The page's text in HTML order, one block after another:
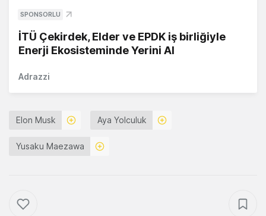
SPONSORLU
İTÜ Çekirdek, Elder ve EPDK iş birliğiyle
Enerji Ekosisteminde Yerini Al
Adrazzi
Elon Musk Aya Yolculuk
Yusaku Maezawa